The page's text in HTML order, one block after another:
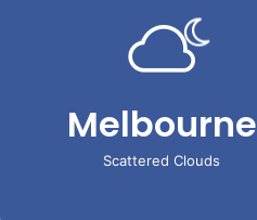
Melbourne
Scattered Clouds